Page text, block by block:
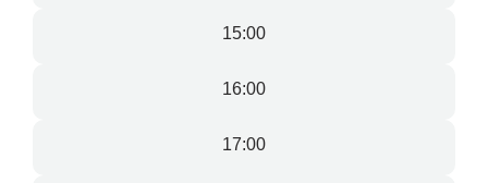
15:00
16:00
17:00